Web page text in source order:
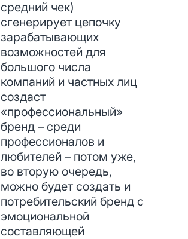
средний чек)
сгенерирует цепочку
зарабатывающих
возможностей для
большого числа
компаний и частных лиц
создаст
«профессиональный»
бренд – среди
профессионалов и
любителей – потом уже,
во вторую очередь,
можно будет создать и
потребительский бренд с
эмоциональной
составляющей